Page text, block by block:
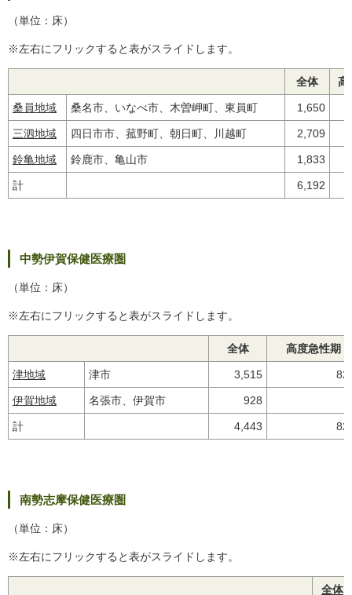
（単位：床）
※左右にフリックすると表がスライドします。
全体 高
桑員地域 桑名市、いなべ市、木曽岬町、東員町 1,650
三泗地域 四日市市、菰野町、朝日町、川越町 2,709
鈴亀地域 鈴鹿市、亀山市 1,833
計 6,192
中勢伊賀保健医療圏
（単位：床）
※左右にフリックすると表がスライドします。
全体 高度急性期
津地域 津市 3,515
伊賀地域 名張市、伊賀市 928
計 4,443
南勢志摩保健医療圏
（単位：床）
※左右にフリックすると表がスライドします。
全体